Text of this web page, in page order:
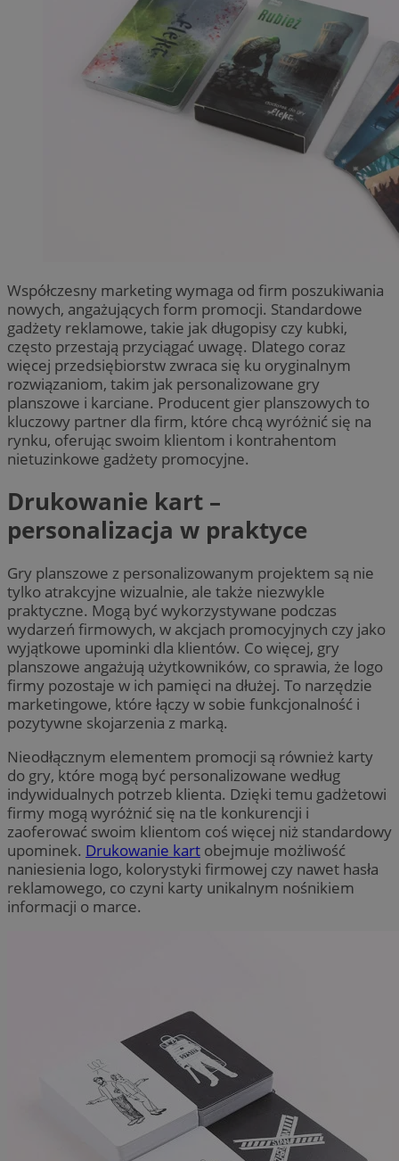
Współczesny marketing wymaga od firm poszukiwania
nowych, angażujących form promocji. Standardowe
gadżety reklamowe, takie jak długopisy czy kubki,
często przestają przyciągać uwagę. Dlatego coraz
więcej przedsiębiorstw zwraca się ku oryginalnym
rozwiązaniom, takim jak personalizowane gry
planszowe i karciane. Producent gier planszowych to
kluczowy partner dla firm, które chcą wyróżnić się na
rynku, oferując swoim klientom i kontrahentom
nietuzinkowe gadżety promocyjne.
Drukowanie kart –
personalizacja w praktyce
Gry planszowe z personalizowanym projektem są nie
tylko atrakcyjne wizualnie, ale także niezwykle
praktyczne. Mogą być wykorzystywane podczas
wydarzeń firmowych, w akcjach promocyjnych czy jako
wyjątkowe upominki dla klientów. Co więcej, gry
planszowe angażują użytkowników, co sprawia, że logo
firmy pozostaje w ich pamięci na dłużej. To narzędzie
marketingowe, które łączy w sobie funkcjonalność i
pozytywne skojarzenia z marką.
Nieodłącznym elementem promocji są również karty
do gry, które mogą być personalizowane według
indywidualnych potrzeb klienta. Dzięki temu gadżetowi
firmy mogą wyróżnić się na tle konkurencji i
zaoferować swoim klientom coś więcej niż standardowy
upominek. Drukowanie kart obejmuje możliwość
naniesienia logo, kolorystyki firmowej czy nawet hasła
reklamowego, co czyni karty unikalnym nośnikiem
informacji o marce.